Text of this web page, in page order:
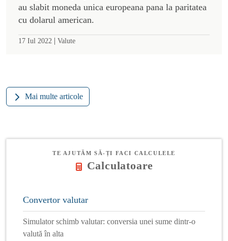
au slabit moneda unica europeana pana la paritatea
cu dolarul american.
17 Iul 2022 | Valute
Mai multe articole
TE AJUTĂM SĂ-ȚI FACI CALCULELE
Calculatoare
Convertor valutar
Simulator schimb valutar: conversia unei sume dintr-o
valută în alta